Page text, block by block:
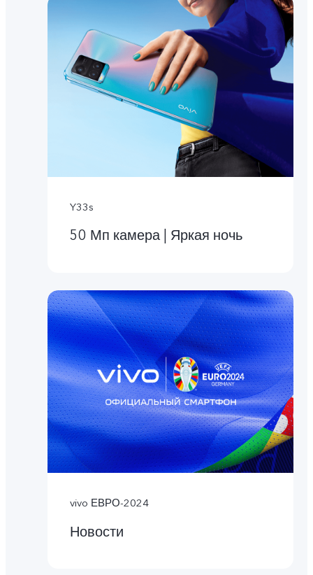
Y33s
50 Мп камера | Яркая ночь
vivo ЕВРО-2024
Новости